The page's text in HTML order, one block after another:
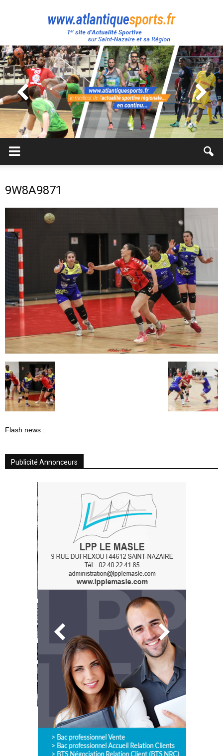
Atlantique
Sport
9W8A9871
Flash news :
Publicité Annonceurs